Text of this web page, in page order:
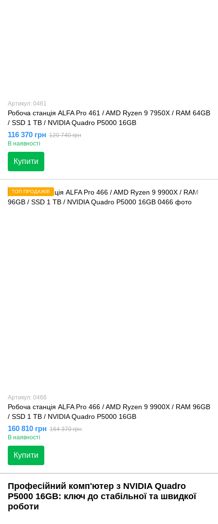
Артикул: 0461
Робоча станція ALFA Pro 461 / AMD Ryzen 9 7950X / RAM 64GB
/ SSD 1 TB / NVIDIA Quadro P5000 16GB
116 370 грн 120 740 грн
В наявності
Купити
ТОП ПРОДАЖІВ
Артикул: 0466
Робоча станція ALFA Pro 466 / AMD Ryzen 9 9900X / RAM 96GB
/ SSD 1 TB / NVIDIA Quadro P5000 16GB
160 810 грн 164 370 грн
В наявності
Купити
Професійний комп'ютер з NVIDIA Quadro
P5000 16GB: ключ до стабільної та швидкої
роботи